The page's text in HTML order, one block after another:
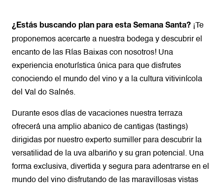
¿Estás buscando plan para esta Semana Santa? ¡Te
proponemos acercarte a nuestra bodega y descubrir el
encanto de las Rías Baixas con nosotros! Una
experiencia enoturística única para que disfrutes
conociendo el mundo del vino y a la cultura vitivinícola
del Val do Salnés.
Durante esos días de vacaciones nuestra terraza
ofrecerá una amplio abanico de cantigas (tastings)
dirigidas por nuestro experto sumiller para descubrir la
versatilidad de la uva albariño y su gran potencial. Una
forma exclusiva, divertida y segura para adentrarse en el
mundo del vino disfrutando de las maravillosas vistas